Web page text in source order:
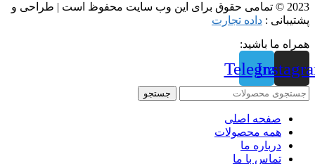
2023 © تمامی حقوق برای این وب سایت محفوظ است | طراحی و
پشتیبانی : داده تجارت
همراه ما باشید:
Telegram
جستجو
صفحه اصلی
همه محصولات
درباره ما
تماس با ما